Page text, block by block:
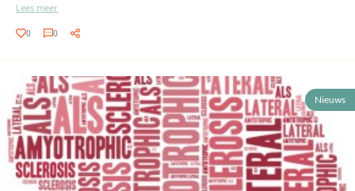
Lees meer
0 0
Nieuws